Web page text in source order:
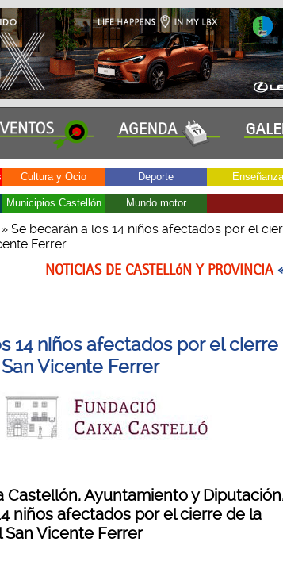
Cultura y Ocio Deporte Enseñanza
Municipios Castellón Mundo motor
Se becarán a los 14 niños afectados por el
Ferrer
NOTICIAS DE CASTELLóN Y PROVINCIA
14 niños afectados por el
Vicente Ferrer
Castellón, Ayuntamiento y
niños afectados por el cierre de la
Vicente Ferrer